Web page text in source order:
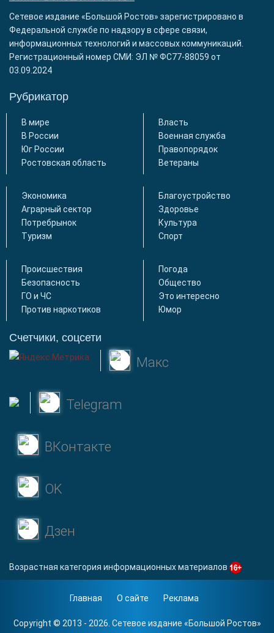
Сетевое издание «Большой Ростов» зарегистрировано в
Федеральной службе по надзору в сфере связи,
информационных технологий и массовых коммуникаций.
Регистрационный номер СМИ: ЭЛ № ФС77-88059 от
03.09.2024
Рубрикатор
В мире
В России
Юг России
Ростовская область
Власть
Военная служба
Правопорядок
Ветераны
Экономика
Аграрный сектор
Потребрынок
Туризм
Благоустройство
Здоровье
Культура
Спорт
Происшествия
Безопасность
ГО и ЧС
Против наркотиков
Погода
Общество
Это интересно
Юмор
Счетчики, соцсети
Макс
Telegram
ВКонтакте
OK
Дзен
Возрастная категория информационных материалов
Главная О сайте Реклама
Copyright © 2013 - 2026. Сетевое издание «Большой Ростов»